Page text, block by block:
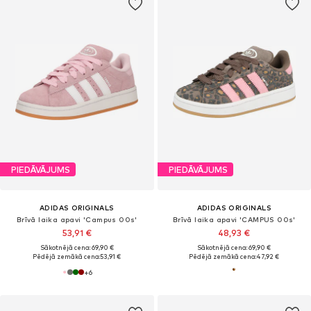
PIEDĀVĀJUMS
ADIDAS ORIGINALS
Brīvā laika apavi 'Campus 00s'
53,91 €
Sākotnējā cena: 69,90 €
Pēdējā zemākā cena:53,91 €
+6
PIEDĀVĀJUMS
ADIDAS ORIGINALS
Brīvā laika apavi 'CAMPUS 00s'
48,93 €
Sākotnējā cena: 69,90 €
Pēdējā zemākā cena:47,92 €